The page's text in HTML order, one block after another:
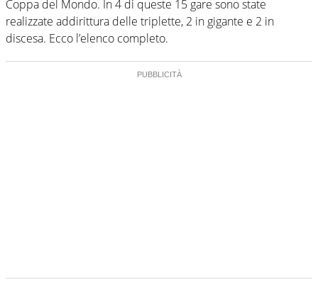
Coppa del Mondo. In 4 di queste 15 gare sono state
realizzate addirittura delle triplette, 2 in gigante e 2 in
discesa. Ecco l’elenco completo.